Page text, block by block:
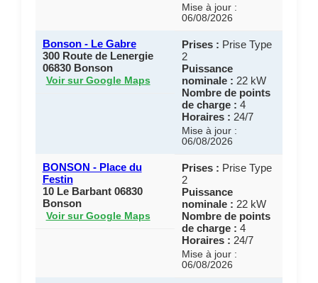
Mise à jour :
06/08/2026
Bonson - Le Gabre
300 Route de Lenergie
06830 Bonson
Voir sur Google Maps
Prises : Prise Type
2
Puissance
nominale : 22 kW
Nombre de points
de charge : 4
Horaires : 24/7
Mise à jour :
06/08/2026
BONSON - Place du
Festin
10 Le Barbant 06830
Bonson
Voir sur Google Maps
Prises : Prise Type
2
Puissance
nominale : 22 kW
Nombre de points
de charge : 4
Horaires : 24/7
Mise à jour :
06/08/2026